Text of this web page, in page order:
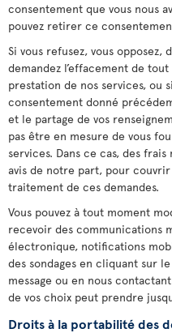
consentement que vous nous
pouvez retirer ce
Si vous refusez, vous
demandez l’effacement de
prestation de nos services, ou
consentement donné
et le partage de vos
pas être en mesure de vous
services. Dans ce cas, des
avis de notre part, pour
traitement de ces demandes.
Vous pouvez à tout moment
recevoir des communications
électronique, notifications
des sondages en cliquant sur
message ou en nous
de vos choix peut prendre
Droits à la portabilité des